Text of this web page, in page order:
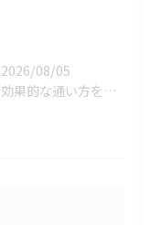
2026/08/05
✨ 効果的な通い方をご紹介🦷🤍